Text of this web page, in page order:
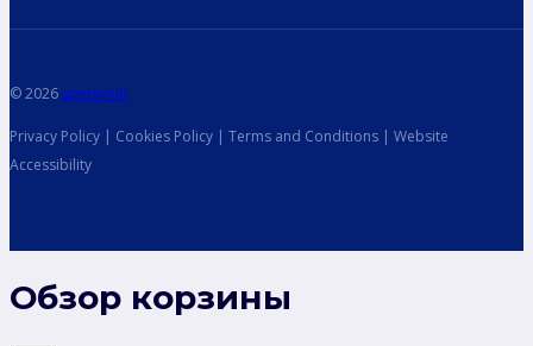
© 2026 spetsvoin
Privacy Policy | Cookies Policy | Terms and Conditions | Website
Accessibility
Обзор корзины